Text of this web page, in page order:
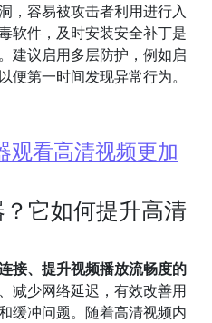
，容易被攻击者利用进行入
软件，及时安装安全补丁是
建议启用多层防护，例如启
便第一时间发现异常行为。
观看高清视频更加
它如何提升高清
接、提升视频播放流畅度的
减少网络延迟，有效改善用
缓冲问题。随着高清视频内